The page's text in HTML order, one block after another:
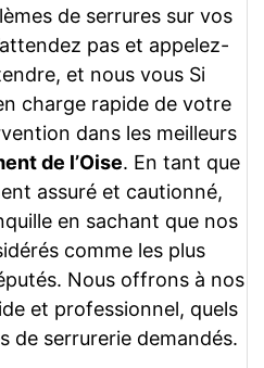
de serrures sur vos
pas et appelez-
et nous vous Si
charge rapide de votre
dans les meilleurs
de l’Oise. En tant que
assuré et cautionné,
en sachant que nos
comme les plus
Nous offrons à nos
et professionnel, quels
de serrurerie demandés.